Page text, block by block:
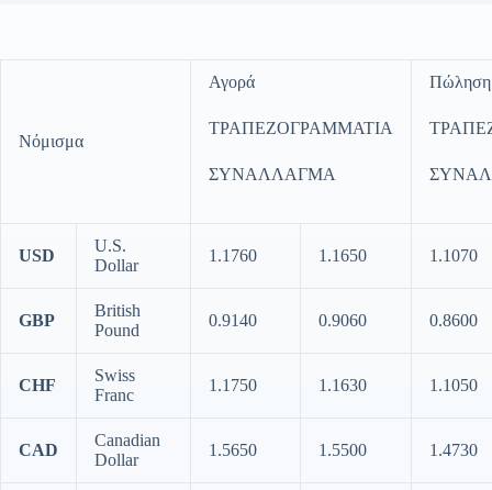
Νόμισμα
Αγορά
ΤΡΑΠΕΖΟΓΡΑΜΜΑΤΙΑ
ΣΥΝΑΛΛΑΓΜΑ
Πώληση
USD
U.S.
Dollar
1.1760 1.1650 1.1070
GBP
British
Pound
0.9140 0.9060 0.8600
CHF
Swiss
Franc
1.1750 1.1630 1.1050
CAD
Canadian
Dollar
1.5650 1.5500 1.4730